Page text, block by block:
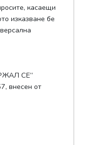
касаещи
изказване бе
СЕ“
внесен от